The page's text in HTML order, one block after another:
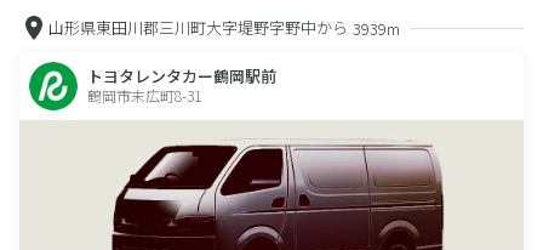
山形県東田川郡三川町大字堤野字野中から 3939m
トヨタレンタカー鶴岡駅前
鶴岡市末広町8-31